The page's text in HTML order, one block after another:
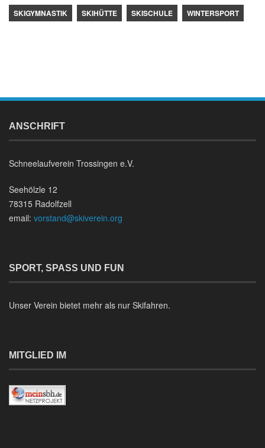
SKIGYMNASTIK
SKIHÜTTE SKISCHULE WINTERSPORT
ANSCHRIFT
Schneelaufverein Trossingen e.V.
Seehölzle 12
78315 Radolfzell
email: vorstand@skiverein.org
SPORT, SPASS UND FUN
Unser Verein bietet mehr als nur Skifahren.
MITGLIED IM